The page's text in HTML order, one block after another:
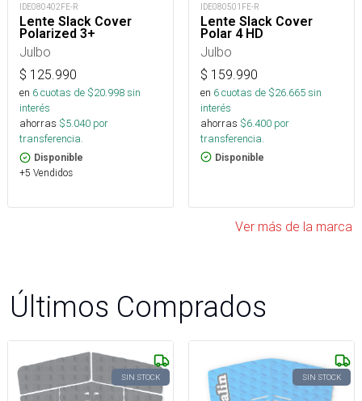
IDE080402FE-R
Lente Slack Cover
Polarized 3+
Julbo
$ 125.990
en 6cuotas de $20.998sin
interés
ahorras $5.040 por
transferencia.
Disponible
+5 Vendidos
IDE080501FE-R
Lente Slack Cover
Polar 4 HD
Julbo
$ 159.990
en 6cuotas de $26.665sin
interés
ahorras $6.400 por
transferencia.
Disponible
Ver más de la marca
Últimos Comprados
SIN STOCK SIN STOCK